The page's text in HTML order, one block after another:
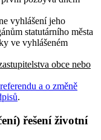
vyhlášení jeho
statutárního města
ve vyhlášeném
obce nebo
a o změně
.
řešení životní